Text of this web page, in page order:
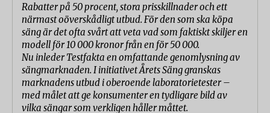
Rabatter på 50 procent, stora prisskillnader och ett
närmast oöverskådligt utbud. För den som ska köpa
säng är det ofta svårt att veta vad som faktiskt skiljer en
modell för 10 000 kronor från en för 50 000.
Nu inleder Testfakta en omfattande genomlysning av
sängmarknaden. I initiativet Årets Säng granskas
marknadens utbud i oberoende laboratorietester –
med målet att ge konsumenter en tydligare bild av
vilka sängar som verkligen håller måttet.